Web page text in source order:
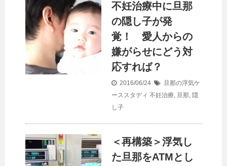
不妊治療中に旦那
の隠し子が発
覚！ 愛人からの
嫌がらせにどう対
応すれば？
2016/06/24
旦那の浮気ケ
ーススタディ 不妊治療, 旦那, 隠
し子
＜再構築＞浮気し
た旦那をATMとし